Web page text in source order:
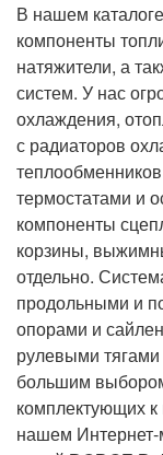
В нашем
компоненты
натяжители, а
систем. У нас
охлаждения,
с радиаторов
термостатами и
компоненты
корзины,
отдельно.
продольными и
опорами и
рулевыми
большим
комплектующих к
нашем Интернет-